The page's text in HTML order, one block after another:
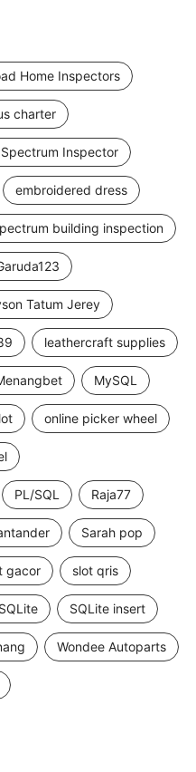
Home Inspectors
charter
Inspector
embroidered dress
building inspection
Tatum Jerey
leathercraft supplies
MySQL
online picker wheel
PL/SQL Raja77
Sarah pop
gacor slot qris
SQLite SQLite insert
Wondee Autoparts